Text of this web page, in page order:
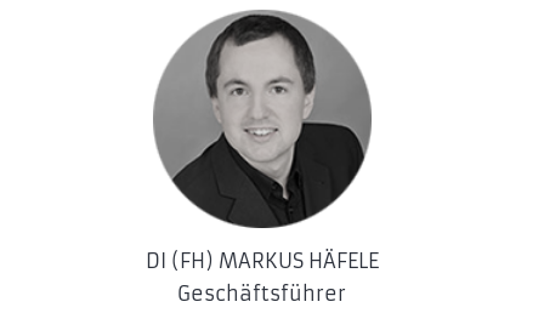
DI (FH) MARKUS HÄFELE
Geschäftsführer